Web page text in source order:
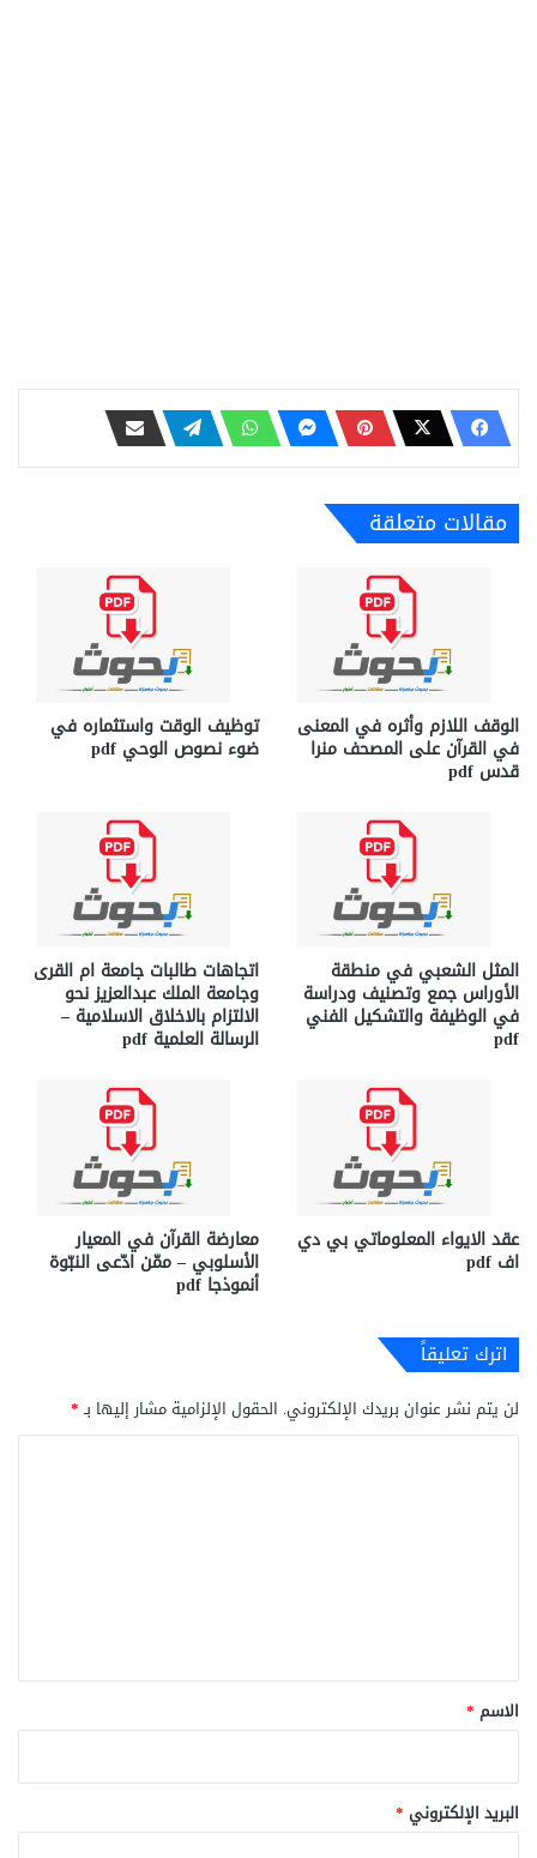
مقالات متعلقة
الوقف اللازم وأثره في المعنى
في القرآن على المصحف منرا
قدس pdf
توظيف الوقت واستثماره في
ضوء نصوص الوحي pdf
المثل الشعبي في منطقة
الأوراس جمع وتصنیف ودراسة
في الوظیفة والتشكیل الفني
pdf
اتجاهات طالبات جامعة ام القرى
وجامعة الملك عبدالعزيز نحو
الالتزام بالاخلاق الاسلامية –
الرسالة العلمية pdf
عقد الايواء المعلوماتي بي دي
اف pdf
معارضة القرآن في المعيار
الأسلوبي – ممّن ادّعى النبّوة
أنموذجا pdf
اترك تعليقاً
لن يتم نشر عنوان بريدك الإلكتروني. الحقول الإلزامية مشار إليها بـ*
*
الاسم *
البريد الإلكتروني *